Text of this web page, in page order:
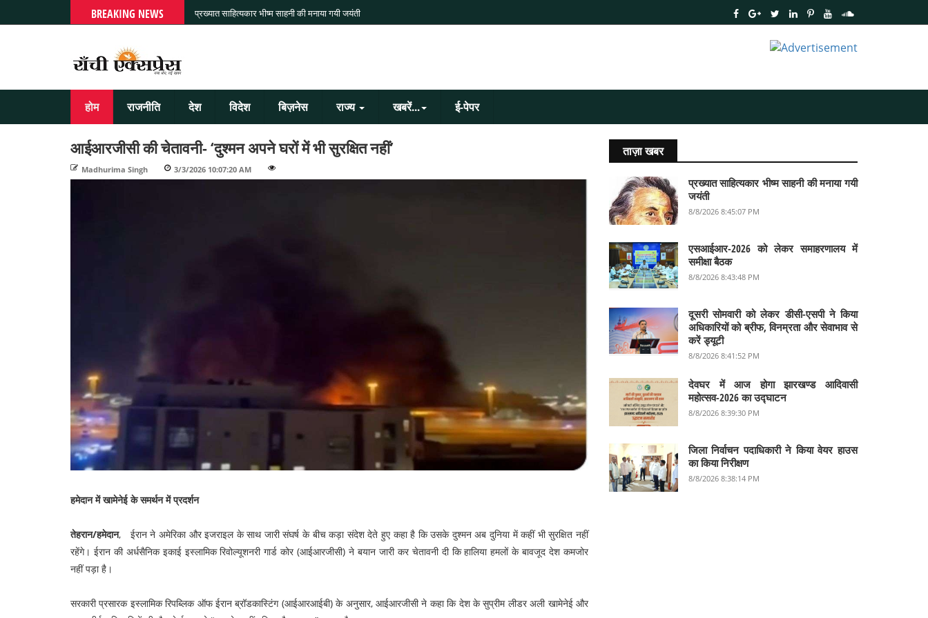
BREAKING NEWS प्रख्यात साहित्यकार भीष्म साहनी की मनाया गयी जयंती
होम राजनीति देश विदेश बिज़नेस राज्य खबरें... ई-पेपर
आईआरजीसी की चेतावनी- ‘दुश्मन अपने घरों में भी सुरक्षित नहीं’
Madhurima Singh 3/3/2026 10:07:20 AM
हमेदान में खामेनेई के समर्थन में प्रदर्शन
तेहरान/हमेदान, ईरान ने अमेरिका और इजराइल के साथ जारी संघर्ष के बीच कड़ा संदेश देते हुए कहा है कि उसके दुश्मन अब दुनिया में कहीं भी सुरक्षित नहीं
रहेंगे। ईरान की अर्धसैनिक इकाई इस्लामिक रिवोल्यूशनरी गार्ड कोर (आईआरजीसी) ने बयान जारी कर चेतावनी दी कि हालिया हमलों के बावजूद देश कमजोर
नहीं पड़ा है।
सरकारी प्रसारक इस्लामिक रिपब्लिक ऑफ ईरान ब्रॉडकास्टिंग (आईआरआईबी) के अनुसार, आईआरजीसी ने कहा कि देश के सुप्रीम लीडर अली खामेनेई और
ताज़ा खबर
प्रख्यात साहित्यकार भीष्म साहनी की मनाया गयी
जयंती
8/8/2026 8:45:07 PM
एसआईआर-2026 को लेकर समाहरणालय में
समीक्षा बैठक
8/8/2026 8:43:48 PM
दूसरी सोमवारी को लेकर डीसी-एसपी ने किया
अधिकारियों को ब्रीफ, विनम्रता और सेवाभाव से
करें ड्यूटी
8/8/2026 8:41:52 PM
देवघर में आज होगा झारखण्ड आदिवासी
महोत्सव-2026 का उद्घाटन
8/8/2026 8:39:30 PM
जिला निर्वाचन पदाधिकारी ने किया वेयर हाउस
का किया निरीक्षण
8/8/2026 8:38:14 PM